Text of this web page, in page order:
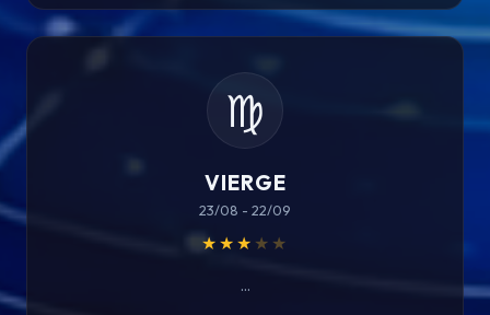
♍
VIERGE
23/08 - 22/09
★★★ ★★
...